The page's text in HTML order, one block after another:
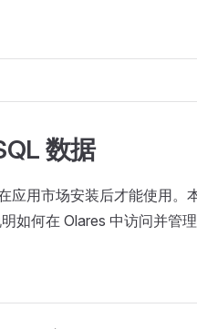
数据
应用市场安装后才能使用。
如何在 Olares 中访问并管